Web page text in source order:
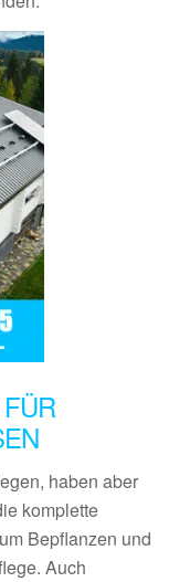
haben aber
komplette
Bepflanzen und
Auch